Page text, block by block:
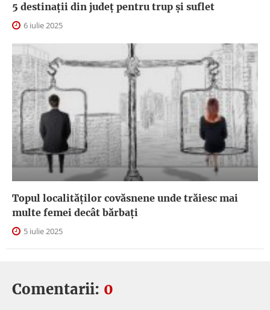
5 destinații din județ pentru trup și suflet
6 iulie 2025
Topul localităților covăsnene unde trăiesc mai
multe femei decât bărbați
5 iulie 2025
Comentarii: 0